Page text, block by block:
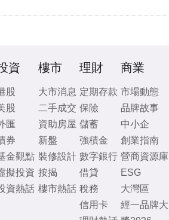
資
股
股
匯
券
金觀點
擬投資
資熱話
樓市
大市消息
二手成交
資助房屋
新盤
裝修設計
按揭
樓市熱話
理財
定期存款
保險
儲蓄
強積金
數字銀行
借貸
稅務
信用卡
商業
市場動態
品牌故事
中小企
創業指南
營商資源庫
ESG
大灣區
經一品牌大